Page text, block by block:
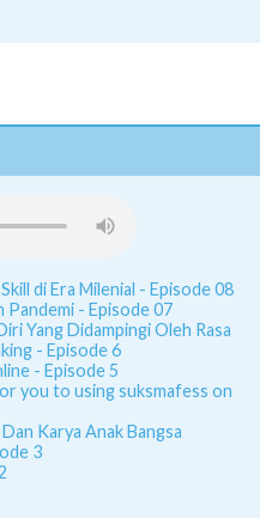
di Era Milenial - Episode 08
Pandemi - Episode 07
Yang Didampingi Oleh Rasa
- Episode 6
- Episode 5
you to using suksmafess on
Karya Anak Bangsa
3